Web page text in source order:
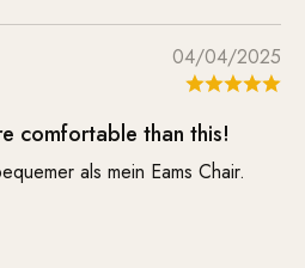
04/04/2025
comfortable than this!
als mein Eams Chair.